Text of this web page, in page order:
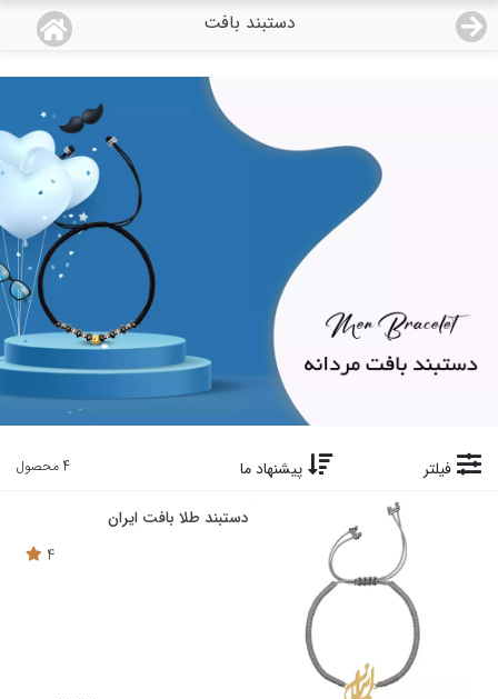
دستبند بافت
منو
دسته بندی محصولات
تماس با ما
فیلتر پیشنهاد ما 4 محصول
دستبند طلا بافت ایران
4